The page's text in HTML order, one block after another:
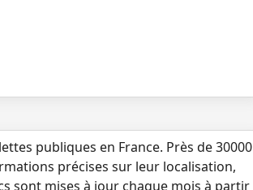
publiques en France. Près de 30000
précises sur leur localisation,
sont mises à jour chaque mois à partir